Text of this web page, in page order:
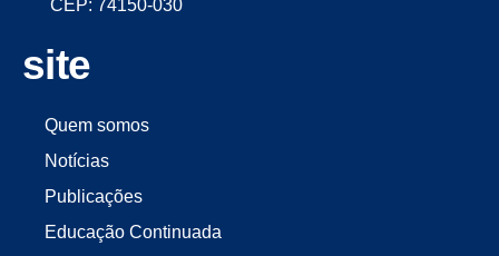
CEP: 74150-030
site
Quem somos
Notícias
Publicações
Educação Continuada